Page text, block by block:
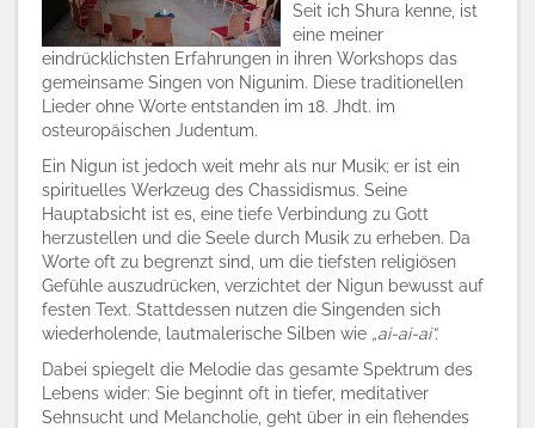
Seit ich Shura kenne, ist
eine meiner
eindrücklichsten Erfahrungen in ihren Workshops das
gemeinsame Singen von Nigunim. Diese traditionellen
Lieder ohne Worte entstanden im 18. Jhdt. im
osteuropäischen Judentum.
Ein Nigun ist jedoch weit mehr als nur Musik; er ist ein
spirituelles Werkzeug des Chassidismus. Seine
Hauptabsicht ist es, eine tiefe Verbindung zu Gott
herzustellen und die Seele durch Musik zu erheben. Da
Worte oft zu begrenzt sind, um die tiefsten religiösen
Gefühle auszudrücken, verzichtet der Nigun bewusst auf
festen Text. Stattdessen nutzen die Singenden sich
wiederholende, lautmalerische Silben wie „ai-ai-ai“.
Dabei spiegelt die Melodie das gesamte Spektrum des
Lebens wider: Sie beginnt oft in tiefer, meditativer
Sehnsucht und Melancholie, geht über in ein flehendes